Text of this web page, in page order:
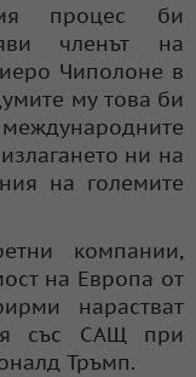
процес би
членът на
Чиполоне в
му това би
международните
ни на
на големите
компании,
на Европа от
нарастват
със САЩ при
Тръмп.